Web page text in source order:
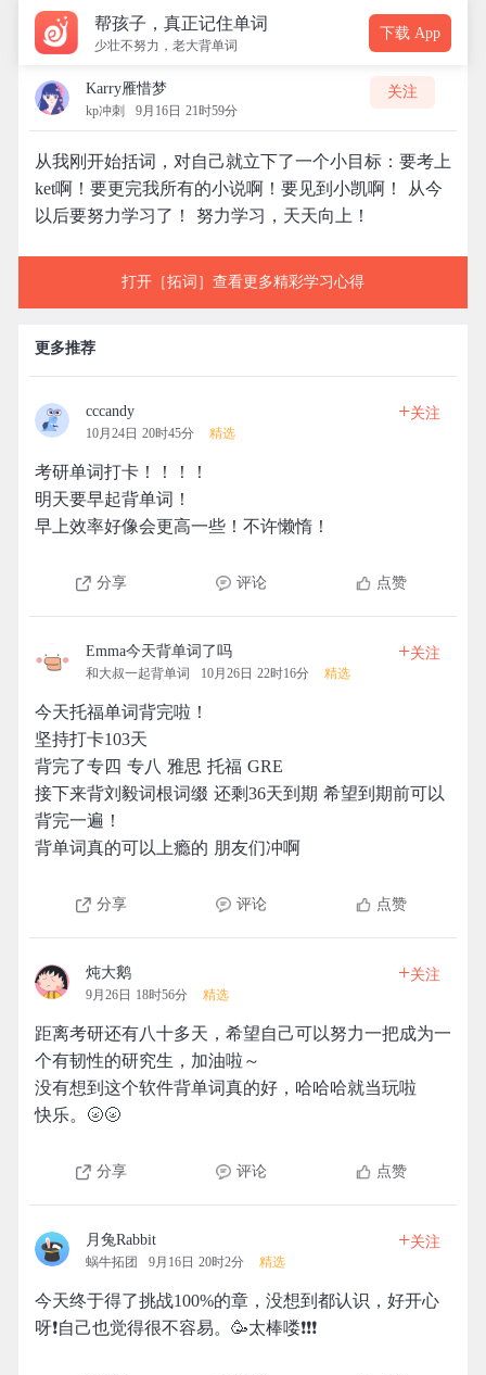
帮孩子，真正记住单词
少壮不努力，老大背单词
下载 App
Karry雁惜梦
kp冲刺 9月16日 21时59分
关注
从我刚开始括词，对自己就立下了一个小目标：要考上
ket啊！要更完我所有的小说啊！要见到小凯啊！ 从今
以后要努力学习了！ 努力学习，天天向上！
打开［拓词］查看更多精彩学习心得
更多推荐
cccandy
10月24日 20时45分 精选
+关注
考研单词打卡！！！！
明天要早起背单词！
早上效率好像会更高一些！不许懒惰！
分享 评论 点赞
Emma今天背单词了吗
和大叔一起背单词 10月26日 22时16分 精选
+关注
今天托福单词背完啦！
坚持打卡103天
背完了专四 专八 雅思 托福 GRE
接下来背刘毅词根词缀 还剩36天到期 希望到期前可以
背完一遍！
背单词真的可以上瘾的 朋友们冲啊
分享 评论 点赞
炖大鹅
9月26日 18时56分 精选
+关注
距离考研还有八十多天，希望自己可以努力一把成为一
个有韧性的研究生，加油啦～
没有想到这个软件背单词真的好，哈哈哈就当玩啦
快乐。🌝🌝
分享 评论 点赞
月兔Rabbit
蜗牛拓团 9月16日 20时2分 精选
+关注
今天终于得了挑战100%的章，没想到都认识，好开心
呀❗️自己也觉得很不容易。🥳太棒喽❗️❗️❗️